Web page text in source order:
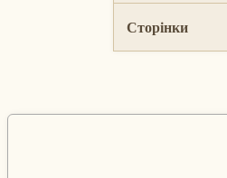
Сторінки